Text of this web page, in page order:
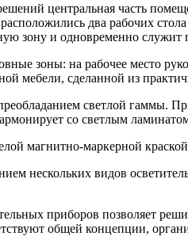
центральная часть
два рабочих
зону и одновременно служит
зоны: на рабочее место
мебели, сделанной из
светлой гаммы.
со светлым
магнитно-маркерной
нескольких видов
приборов позволяет
общей концепции,